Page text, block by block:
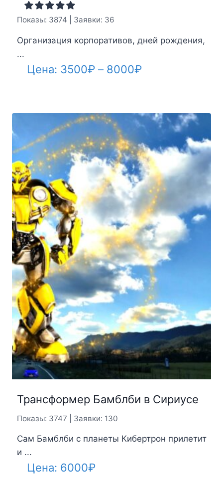
Показы: 3874 | Заявки: 36
Организация корпоративов, дней рождения,
...
Цена: 3500₽ – 8000₽Диапазон
–
Трансформер Бамблби в Сириусе
Показы: 3747 | Заявки: 130
Сам Бамблби с планеты Кибертрон прилетит
и ...
Цена: 6000₽